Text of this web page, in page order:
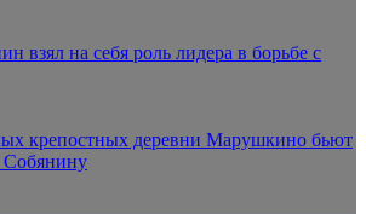
взял на себя роль лидера в борьбе с
крепостных деревни Марушкино бьют